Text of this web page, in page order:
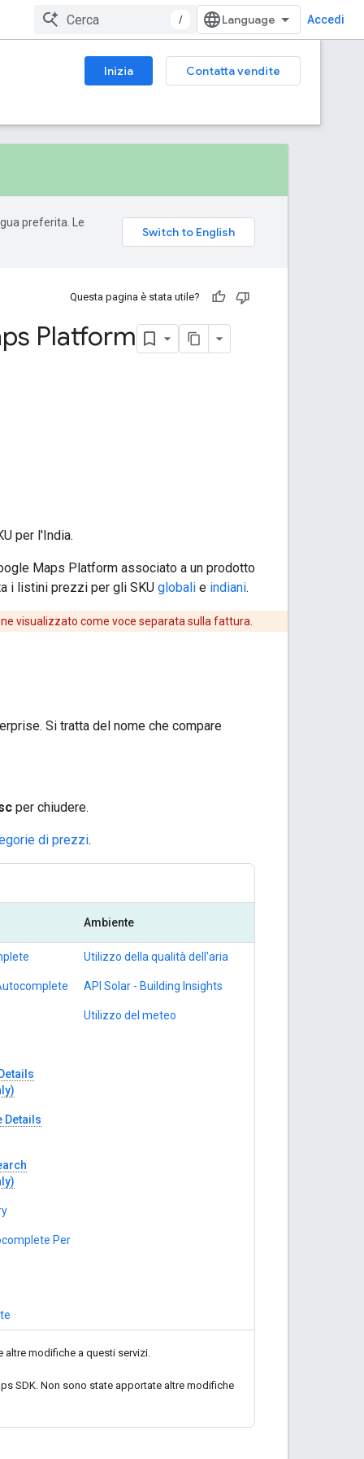
/ Accedi
Inizia
Contatta vendite
preferita. Le
Questa pagina è stata utile?
Platform
per l'India.
Maps Platform associato a un prodotto
i listini prezzi per gli SKU globali e indiani.
visualizzato come voce separata sulla fattura.
Si tratta del nome che compare
per chiudere.
di prezzi.
Ambiente
Details
Per
Utilizzo della qualità dell'aria
API Solar - Building Insights
Utilizzo del meteo
altre modifiche a questi servizi.
SDK. Non sono state apportate altre modifiche